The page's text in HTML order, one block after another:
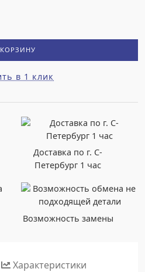
в 1 клик
Доставка по г. С-
Петербург 1 час
Возможность замены
Характеристики